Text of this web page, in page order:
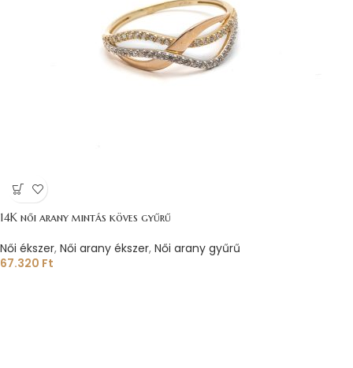
14K női arany mintás köves gyűrű
Női ékszer, Női arany ékszer, Női arany gyűrű
67.320 Ft